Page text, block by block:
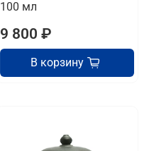
100 мл
9 800 ₽
В корзину